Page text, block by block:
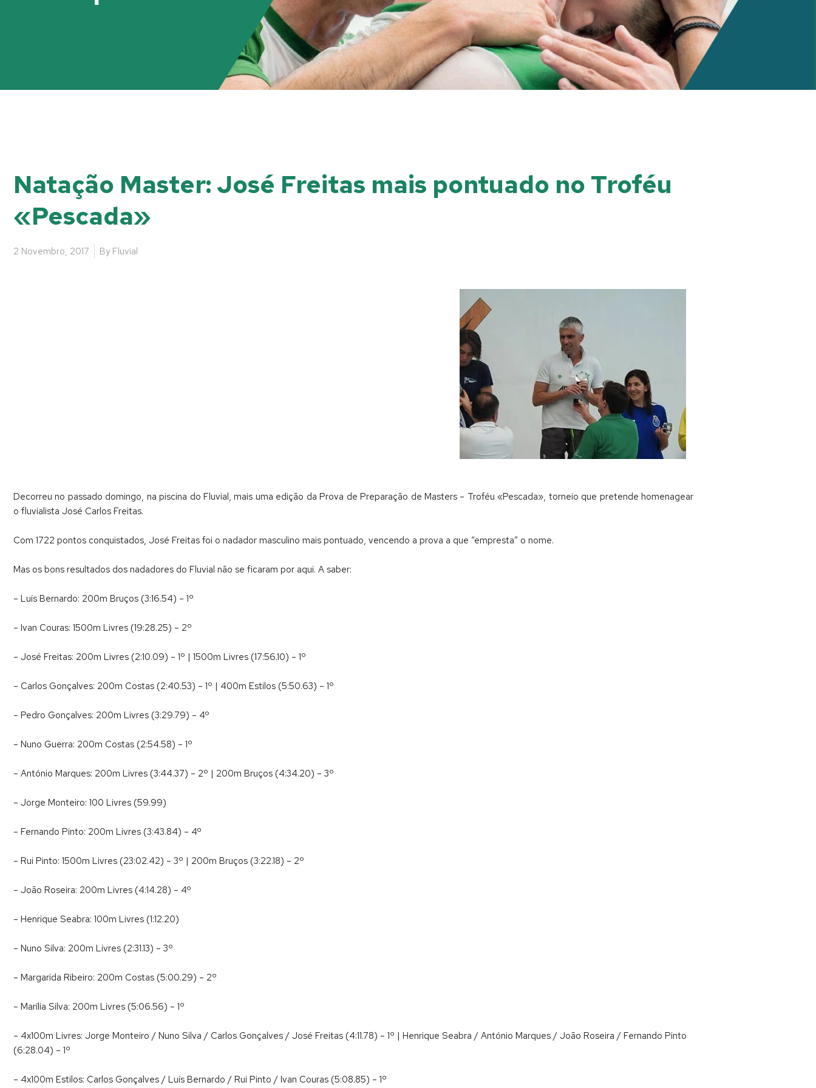
Natação Master: José Freitas mais pontuado no Troféu
«Pescada»
2 Novembro, 2017 By Fluvial
Decorreu no passado domingo, na piscina do Fluvial, mais uma edição da Prova de Preparação de Masters – Troféu «Pescada», torneio que pretende homenagear
o fluvialista José Carlos Freitas.
Com 1722 pontos conquistados, José Freitas foi o nadador masculino mais pontuado, vencendo a prova a que “empresta” o nome.
Mas os bons resultados dos nadadores do Fluvial não se ficaram por aqui. A saber:
– Luís Bernardo: 200m Bruços (3:16.54) – 1º
– Ivan Couras: 1500m Livres (19:28.25) – 2º
– José Freitas: 200m Livres (2:10.09) – 1º | 1500m Livres (17:56.10) – 1º
– Carlos Gonçalves: 200m Costas (2:40.53) – 1º | 400m Estilos (5:50.63) – 1º
– Pedro Gonçalves: 200m Livres (3:29.79) – 4º
– Nuno Guerra: 200m Costas (2:54.58) – 1º
– António Marques: 200m Livres (3:44.37) – 2º | 200m Bruços (4:34.20) – 3º
– Jorge Monteiro: 100 Livres (59.99)
– Fernando Pinto: 200m Livres (3:43.84) – 4º
– Rui Pinto: 1500m Livres (23:02.42) – 3º | 200m Bruços (3:22.18) – 2º
– João Roseira: 200m Livres (4:14.28) – 4º
– Henrique Seabra: 100m Livres (1:12.20)
– Nuno Silva: 200m Livres (2:31.13) – 3º
– Margarida Ribeiro: 200m Costas (5:00.29) – 2º
– Marília Silva: 200m Livres (5:06.56) – 1º
– 4x100m Livres: Jorge Monteiro / Nuno Silva / Carlos Gonçalves / José Freitas (4:11.78) – 1º | Henrique Seabra / António Marques / João Roseira / Fernando Pinto
(6:28.04) – 1º
– 4x100m Estilos: Carlos Gonçalves / Luís Bernardo / Rui Pinto / Ivan Couras (5:08.85) – 1º